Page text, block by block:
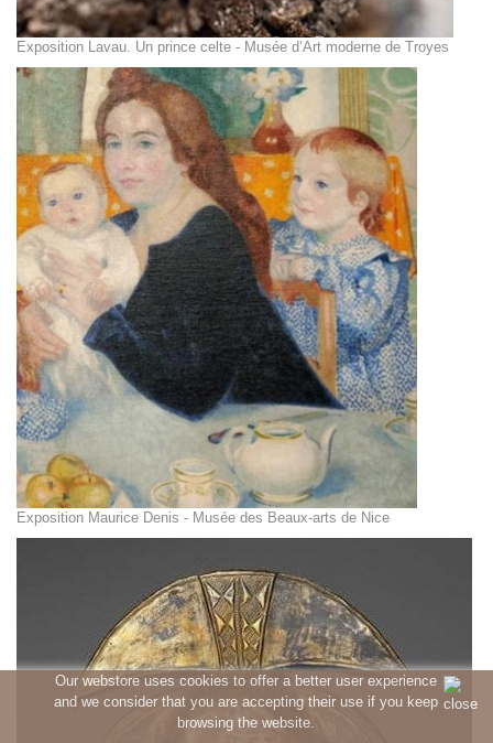
Our webstore uses cookies to offer a better user experience
and we consider that you are accepting their use if you keep
browsing the website.
Exposition Lavau. Un prince celte - Musée d’Art moderne de Troyes
Exposition Maurice Denis - Musée des Beaux-arts de Nice